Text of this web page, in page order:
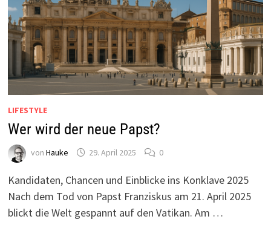
LIFESTYLE
Wer wird der neue Papst?
von Hauke 29. April 2025 0
Kandidaten, Chancen und Einblicke ins Konklave 2025
Nach dem Tod von Papst Franziskus am 21. April 2025
blickt die Welt gespannt auf den Vatikan. Am …